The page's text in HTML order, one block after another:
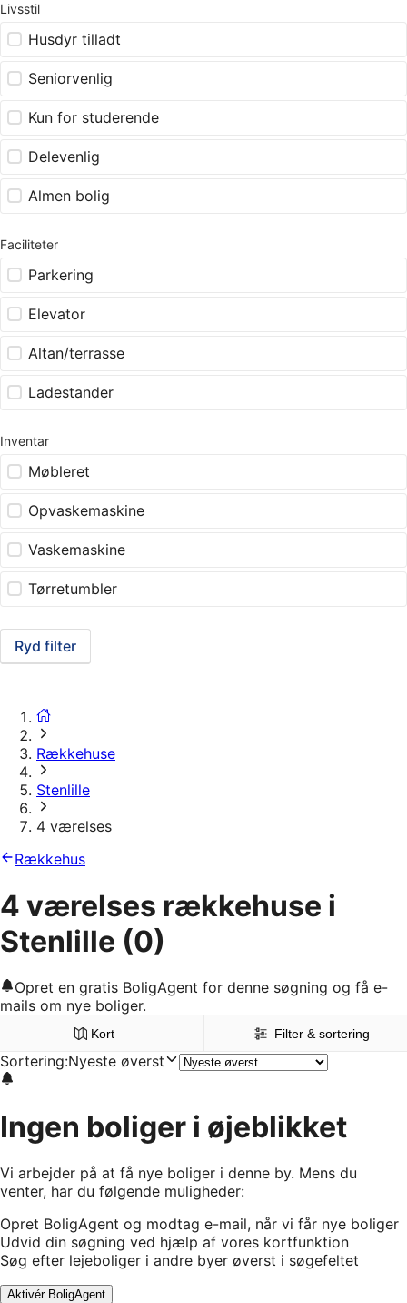
Livsstil
Husdyr tilladt
Seniorvenlig
Kun for studerende
Delevenlig
Almen bolig
Faciliteter
Parkering
Elevator
Altan/terrasse
Ladestander
Inventar
Møbleret
Opvaskemaskine
Vaskemaskine
Tørretumbler
Ryd filter
Rækkehuse
Stenlille
4 værelses
Rækkehus
4 værelses rækkehuse i
Stenlille (0)
Opret en gratis BoligAgent for denne søgning og få e-
mails om nye boliger.
Kort Filter & sortering
Sortering:Nyeste øverst
Ingen boliger i øjeblikket
Vi arbejder på at få nye boliger i denne by. Mens du
venter, har du følgende muligheder:
Opret BoligAgent og modtag e-mail, når vi får nye boliger
Udvid din søgning ved hjælp af vores kortfunktion
Søg efter lejeboliger i andre byer øverst i søgefeltet
Aktivér BoligAgent